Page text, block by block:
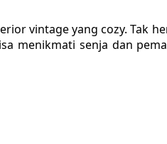
vintage yang cozy. Tak
menikmati senja dan